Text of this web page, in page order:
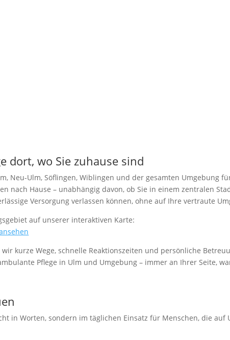
dort, wo Sie zuhause sind
Neu-Ulm, Söflingen, Wiblingen und der gesamten Umgebung
nach Hause – unabhängig davon, ob Sie in einem zentralen
Versorgung verlassen können, ohne auf Ihre vertraute
auf unserer interaktiven Karte:
kurze Wege, schnelle Reaktionszeiten und persönliche
Pflege in Ulm und Umgebung – immer an Ihrer Seite,
in Worten, sondern im täglichen Einsatz für Menschen, die auf